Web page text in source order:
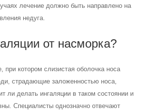
лечение должно быть направлено на
недуга.
от насморка?
при котором слизистая оболочка носа
страдающие заложенностью носа,
ли делать ингаляции в таком состоянии и
Специалисты однозначно отвечают